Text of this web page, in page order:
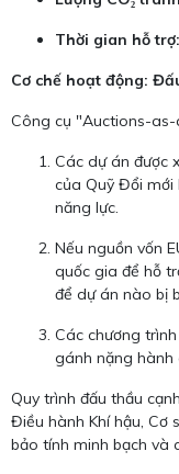
Thời gian hỗ trợ:
Cơ chế hoạt động:
Công cụ "Auctions-
Các dự án được
của Quỹ Đổi mới
năng lực.
Nếu nguồn vốn
quốc gia để hỗ
để dự án nào bị
Các chương
gánh nặng hành
Quy trình đấu thầu
Điều hành Khí hậu, Cơ
bảo tính minh bạch và